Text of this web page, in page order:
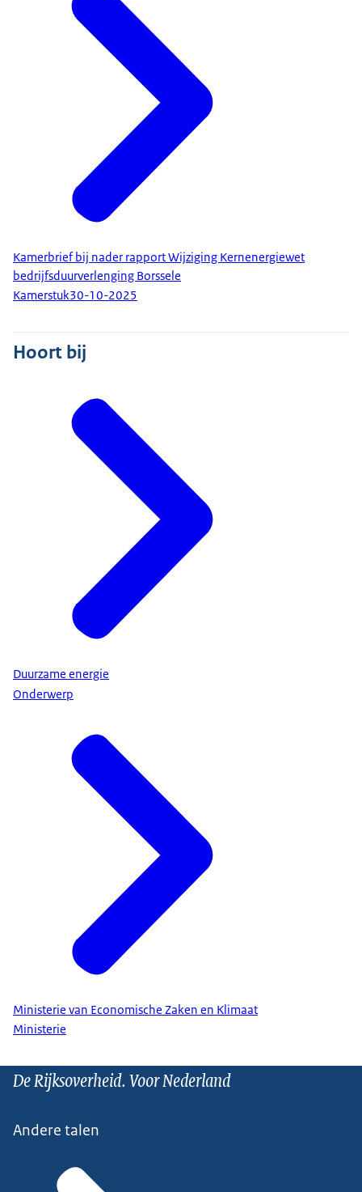
Kamerbrief bij nader rapport Wijziging Kernenergiewet
bedrijfsduurverlenging Borssele
Kamerstuk30-10-2025
Hoort bij
Duurzame energie
Onderwerp
Ministerie van Economische Zaken en Klimaat
Ministerie
De Rijksoverheid. Voor Nederland
Andere talen